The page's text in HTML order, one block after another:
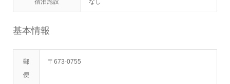
宿泊施設 なし
基本情報
郵
便
〒673-0755